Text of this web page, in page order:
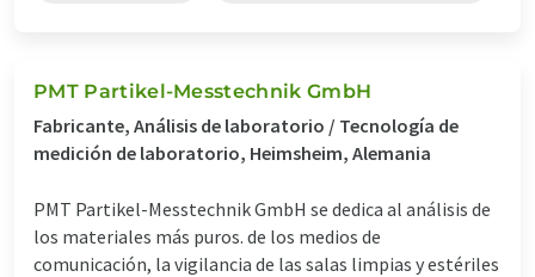
PMT Partikel-Messtechnik GmbH
Fabricante, Análisis de laboratorio / Tecnología de
medición de laboratorio, Heimsheim, Alemania
PMT Partikel-Messtechnik GmbH se dedica al análisis de
los materiales más puros. de los medios de
comunicación, la vigilancia de las salas limpias y estériles